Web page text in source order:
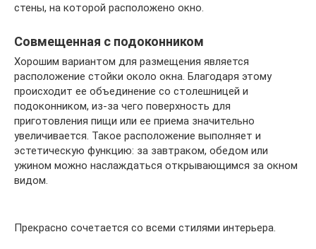
стены, на которой расположено окно.
Совмещенная с подоконником
Хорошим вариантом для размещения является
расположение стойки около окна. Благодаря этому
происходит ее объединение со столешницей и
подоконником, из-за чего поверхность для
приготовления пищи или ее приема значительно
увеличивается. Такое расположение выполняет и
эстетическую функцию: за завтраком, обедом или
ужином можно наслаждаться открывающимся за окном
видом.
Прекрасно сочетается со всеми стилями интерьера.